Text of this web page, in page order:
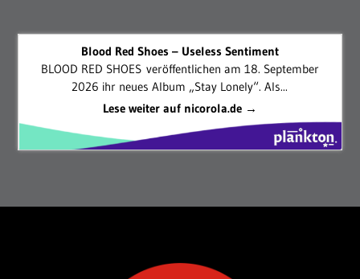
Blood Red Shoes – Useless Sentiment
BLOOD RED SHOES veröffentlichen am 18. September
2026 ihr neues Album „Stay Lonely“. Als...
Lese weiter auf nicorola.de →